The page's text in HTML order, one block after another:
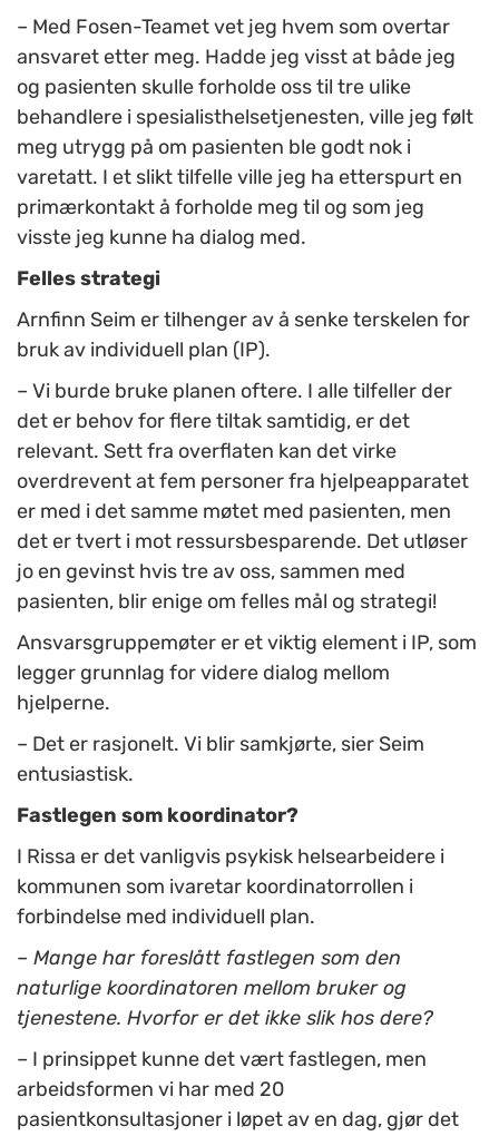
– Med Fosen-Teamet vet jeg hvem som overtar
ansvaret etter meg. Hadde jeg visst at både jeg
og pasienten skulle forholde oss til tre ulike
behandlere i spesialisthelsetjenesten, ville jeg følt
meg utrygg på om pasienten ble godt nok i
varetatt. I et slikt tilfelle ville jeg ha etterspurt en
primærkontakt å forholde meg til og som jeg
visste jeg kunne ha dialog med.
Felles strategi
Arnfinn Seim er tilhenger av å senke terskelen for
bruk av individuell plan (IP).
– Vi burde bruke planen oftere. I alle tilfeller der
det er behov for flere tiltak samtidig, er det
relevant. Sett fra overflaten kan det virke
overdrevent at fem personer fra hjelpeapparatet
er med i det samme møtet med pasienten, men
det er tvert i mot ressursbesparende. Det utløser
jo en gevinst hvis tre av oss, sammen med
pasienten, blir enige om felles mål og strategi!
Ansvarsgruppemøter er et viktig element i IP, som
legger grunnlag for videre dialog mellom
hjelperne.
– Det er rasjonelt. Vi blir samkjørte, sier Seim
entusiastisk.
Fastlegen som koordinator?
I Rissa er det vanligvis psykisk helsearbeidere i
kommunen som ivaretar koordinatorrollen i
forbindelse med individuell plan.
– Mange har foreslått fastlegen som den
naturlige koordinatoren mellom bruker og
tjenestene. Hvorfor er det ikke slik hos dere?
– I prinsippet kunne det vært fastlegen, men
arbeidsformen vi har med 20
pasientkonsultasjoner i løpet av en dag, gjør det